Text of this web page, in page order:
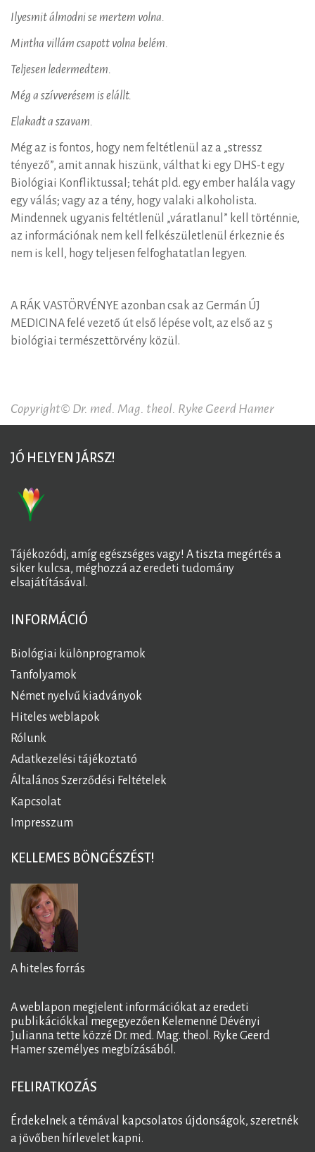
Ilyesmit álmodni se mertem volna.
Mintha villám csapott volna belém.
Teljesen ledermedtem.
Még a szívverésem is elállt.
Elakadt a szavam.
Még az is fontos, hogy nem feltétlenül az a „stressz
tényező”, amit annak hiszünk, válthat ki egy DHS-t egy
Biológiai Konfliktussal; tehát pld. egy ember halála vagy
egy válás; vagy az a tény, hogy valaki alkoholista.
Mindennek ugyanis feltétlenül „váratlanul” kell történnie,
az információnak nem kell felkészületlenül érkeznie és
nem is kell, hogy teljesen felfoghatatlan legyen.
A RÁK VASTÖRVÉNYE azonban csak az Germán ÚJ
MEDICINA felé vezető út első lépése volt, az első az 5
biológiai természettörvény közül.
Copyright© Dr. med. Mag. theol. Ryke Geerd Hamer
JÓ HELYEN JÁRSZ!
Tájékozódj, amíg egészséges vagy! A tiszta megértés a
siker kulcsa, méghozzá az eredeti tudomány
elsajátításával.
INFORMÁCIÓ
Biológiai különprogramok
Tanfolyamok
Német nyelvű kiadványok
Hiteles weblapok
Rólunk
Adatkezelési tájékoztató
Általános Szerződési Feltételek
Kapcsolat
Impresszum
KELLEMES BÖNGÉSZÉST!
A hiteles forrás
A weblapon megjelent információkat az eredeti
publikációkkal megegyezően Kelemenné Dévényi
Julianna tette közzé Dr. med. Mag. theol. Ryke Geerd
Hamer személyes megbízásából.
FELIRATKOZÁS
Érdekelnek a témával kapcsolatos újdonságok, szeretnék
a jövőben hírlevelet kapni.